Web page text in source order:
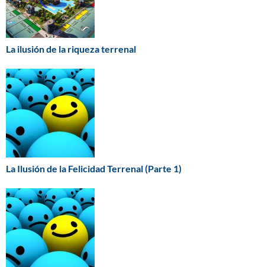
La ilusión de la riqueza terrenal
La Ilusión de la Felicidad Terrenal (Parte 1)